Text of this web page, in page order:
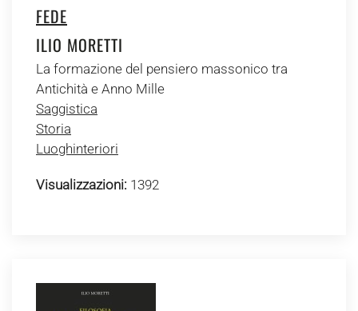
FEDE
ILIO MORETTI
La formazione del pensiero massonico tra
Antichità e Anno Mille
Saggistica
Storia
Luoghinteriori
Visualizzazioni: 1392